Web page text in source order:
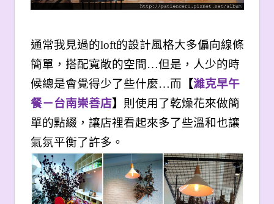
通常我見過的loft的設計風格大多偏向線條
簡單，搭配寬敞的空間…但是，人少的時
候總是會覺得少了些什麼…而 【濰克早午
餐－台南崇善店】 則使用了乾燥花來做簡
單的點綴，讓店裡看起來多了些溫和也讓
氣氛平衡了許多。